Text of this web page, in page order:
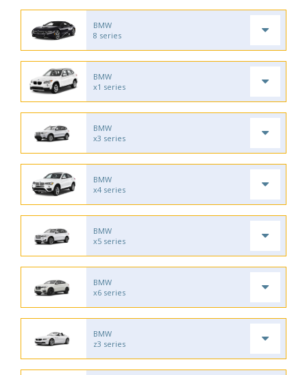
BMW
8 series
BMW
x1 series
BMW
x3 series
BMW
x4 series
BMW
x5 series
BMW
x6 series
BMW
z3 series